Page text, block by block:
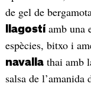
de gel de
llagostíamb una
espècies, bitxo i
navallathai amb
salsa de